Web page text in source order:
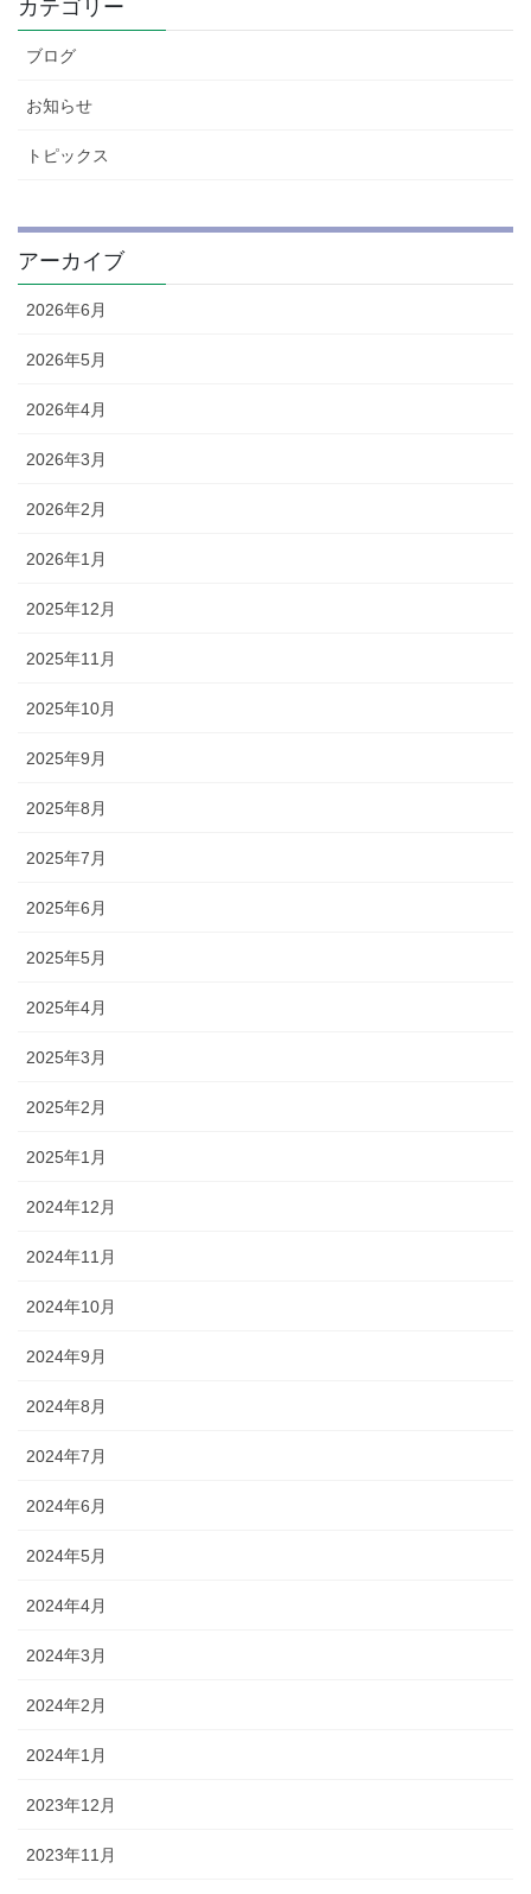
カテゴリー
ブログ
お知らせ
トピックス
アーカイブ
2026年6月
2026年5月
2026年4月
2026年3月
2026年2月
2026年1月
2025年12月
2025年11月
2025年10月
2025年9月
2025年8月
2025年7月
2025年6月
2025年5月
2025年4月
2025年3月
2025年2月
2025年1月
2024年12月
2024年11月
2024年10月
2024年9月
2024年8月
2024年7月
2024年6月
2024年5月
2024年4月
2024年3月
2024年2月
2024年1月
2023年12月
2023年11月